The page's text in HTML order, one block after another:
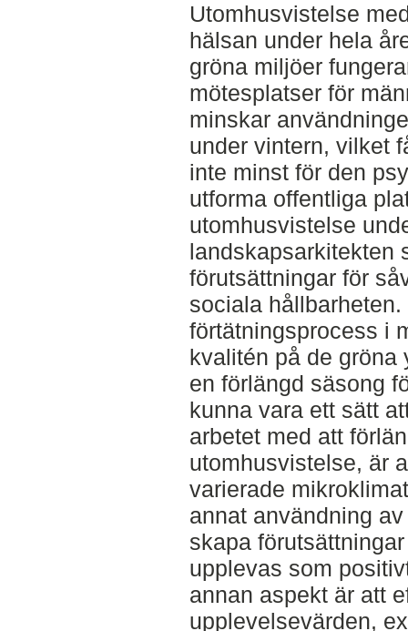
Utomhusvistelse
hälsan under hela
gröna miljöer
mötesplatser för
minskar
under vintern, vilket
inte minst för den
utforma offentliga
utomhusvistelse
landskapsarkitekten
förutsättningar för
sociala
förtätningsprocess i
kvalitén på de gröna
en förlängd säsong
kunna vara ett sätt
arbetet med att
utomhusvistelse, är
varierade
annat användning
skapa
upplevas som
annan aspekt är att
upplevelsevärden,